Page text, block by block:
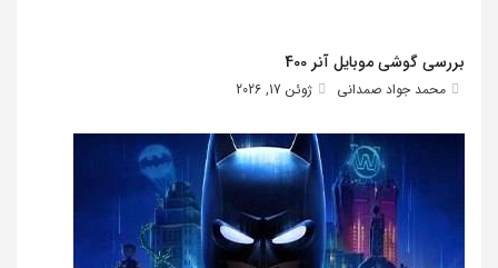
بررسی گوشی موبایل آنر 400
محمد جواد صمدانی ژوئن 17, 2026